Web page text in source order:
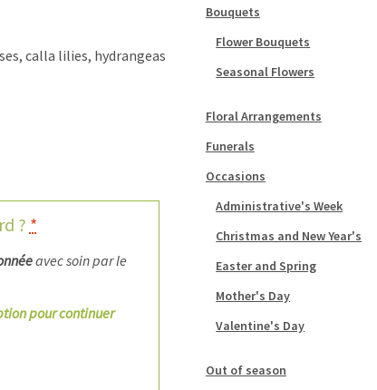
calla lilies, hydrangeas
? *
avec soin par le
pour continuer
Bouquets
Flower Bouquets
Seasonal Flowers
Floral Arrangements
Funerals
Occasions
Administrative's Week
Christmas and New Year's
Easter and Spring
Mother's Day
Valentine's Day
Out of season